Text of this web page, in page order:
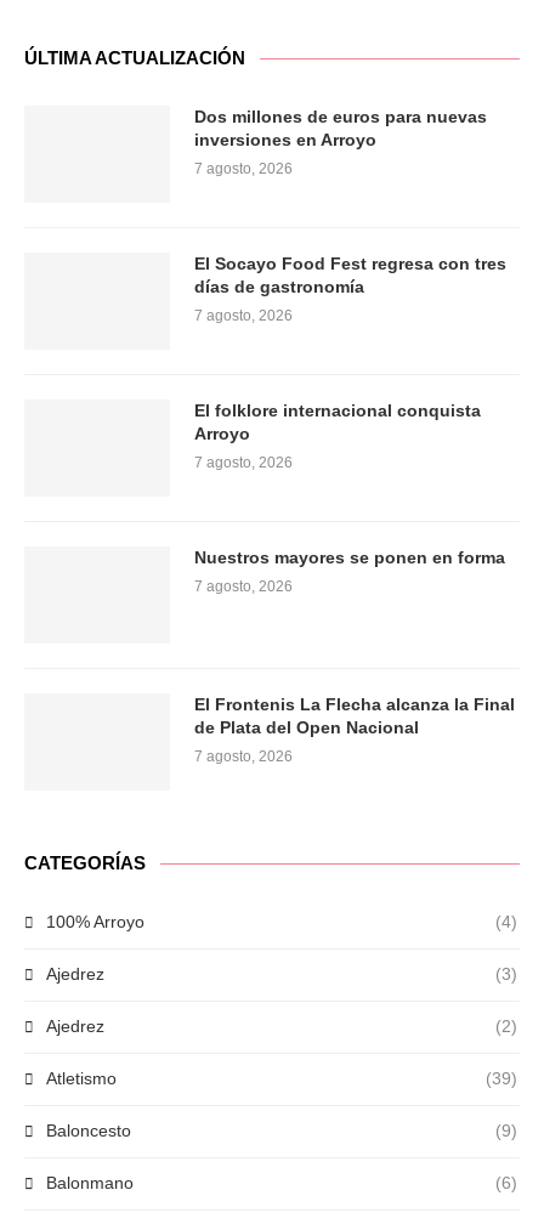
ÚLTIMA ACTUALIZACIÓN
Dos millones de euros para nuevas
inversiones en Arroyo
7 agosto, 2026
El Socayo Food Fest regresa con tres
días de gastronomía
7 agosto, 2026
El folklore internacional conquista
Arroyo
7 agosto, 2026
Nuestros mayores se ponen en forma
7 agosto, 2026
El Frontenis La Flecha alcanza la Final
de Plata del Open Nacional
7 agosto, 2026
CATEGORÍAS
100% Arroyo (4)
Ajedrez (3)
Ajedrez (2)
Atletismo (39)
Baloncesto (9)
Balonmano (6)